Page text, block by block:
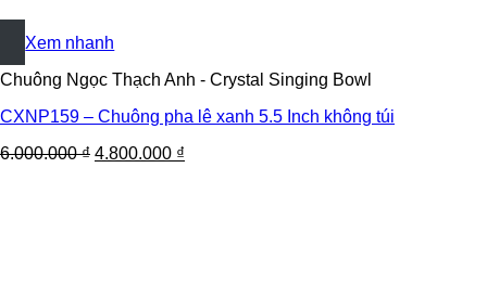
+
Xem nhanh
Chuông Ngọc Thạch Anh - Crystal Singing Bowl
CXNP159 – Chuông pha lê xanh 5.5 Inch không túi
6.000.000₫ 4.800.000 ₫